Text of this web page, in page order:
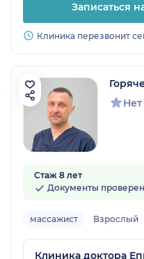
Записаться
Клиника перезвонит
Стаж 8 лет
Документы
массажист Взрослый
Клиника доктора